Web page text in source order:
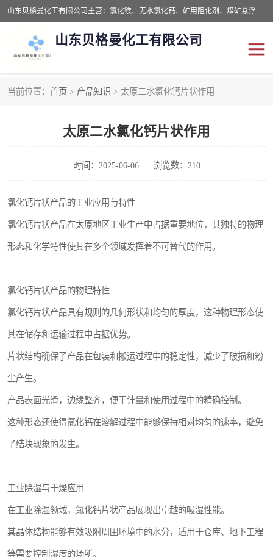
山东贝格曼化工有限公司主营：氯化镁、无水氯化钙、矿用阻化剂、煤矿悬浮剂、道路抑尘剂、氢氧化镁，防灭火剂等，公司位于山东省潍坊市滨海经济开发区,是专业从事对各种精细化工集研究、开发、制造于一体的现代化大型跨境化工企业，公司本着诚信经营、给每一位客户提供专业服务。
山东贝格曼化工有限公司
当前位置： 首页 > 产品知识 > 太原二水氯化钙片状作用
太原二水氯化钙片状作用
时间：2025-06-06 浏览数：210
氯化钙片状产品的工业应用与特性
氯化钙片状产品在太原地区工业生产中占据重要地位，其独特的物理
形态和化学特性使其在多个领域发挥着不可替代的作用。
氯化钙片状产品的物理特性
氯化钙片状产品具有规则的几何形状和均匀的厚度，这种物理形态使
其在储存和运输过程中占据优势。
片状结构确保了产品在包装和搬运过程中的稳定性，减少了破损和粉
尘产生。
产品表面光滑，边缘整齐，便于计量和使用过程中的精确控制。
这种形态还使得氯化钙在溶解过程中能够保持相对均匀的速率，避免
了结块现象的发生。
工业除湿与干燥应用
在工业除湿领域，氯化钙片状产品展现出卓越的吸湿性能。
其晶体结构能够有效吸附周围环境中的水分，适用于仓库、地下工程
等需要控制湿度的场所。
氯化钙
抑尘剂
氢氧化镁